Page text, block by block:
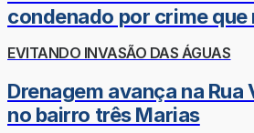
condenado por crime que
EVITANDO INVASÃO DAS ÁGUAS
Drenagem avança na Rua
no bairro três Marias